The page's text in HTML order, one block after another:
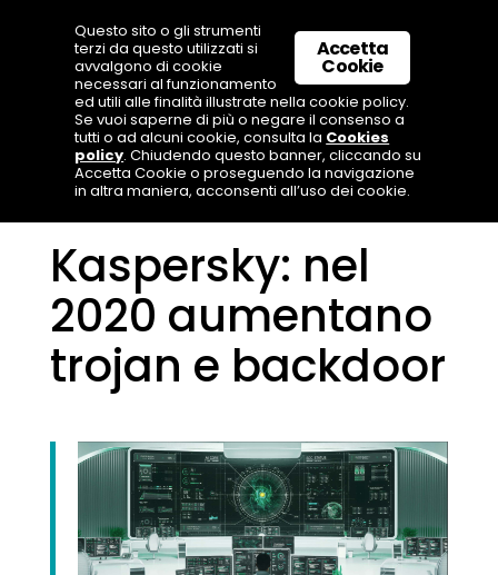
Kaspersky: nel
2020 aumentano
trojan e backdoor
Accetta
Cookie
Questo sito o gli strumenti
terzi da questo utilizzati si
avvalgono di cookie
necessari al funzionamento
ed utili alle finalità illustrate nella cookie policy.
Se vuoi saperne di più o negare il consenso a
tutti o ad alcuni cookie, consulta la Cookies
policy. Chiudendo questo banner, cliccando su
Accetta Cookie o proseguendo la navigazione
in altra maniera, acconsenti all’uso dei cookie.